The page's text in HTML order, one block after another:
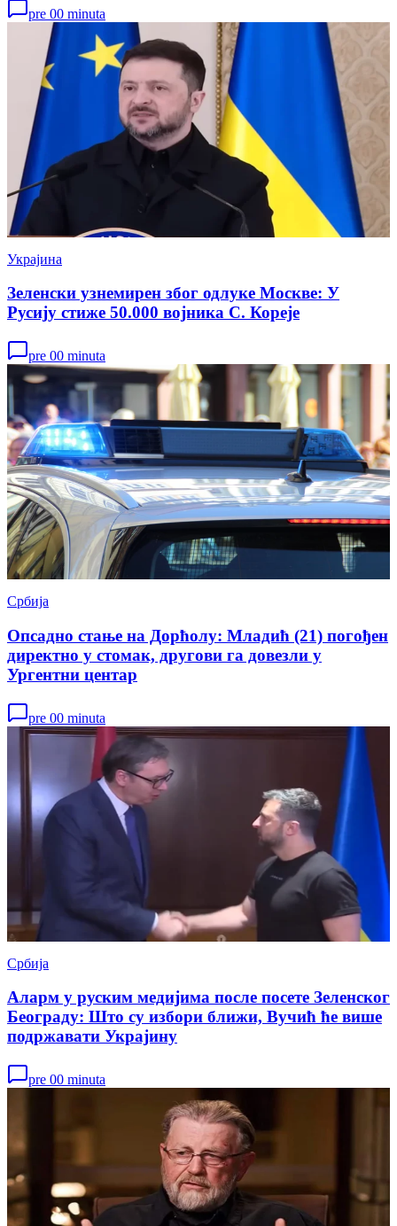
pre 00 minuta
Украјина
Зеленски узнемирен због одлуке Москве: У
Русију стиже 50.000 војника С. Кореје
pre 00 minuta
Србија
Опсадно стање на Дорћолу: Младић (21) погођен
директно у стомак, другови га довезли у
Ургентни центар
pre 00 minuta
Србија
Аларм у руским медијима после посете Зеленског
Београду: Што су избори ближи, Вучић ће више
подржавати Украјину
pre 00 minuta